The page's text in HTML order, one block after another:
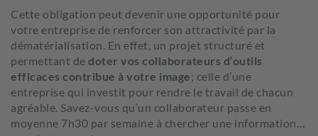
Cette obligation peut devenir une opportunité pour
votre entreprise de renforcer son attractivité par la
dématérialisation. En effet, un projet structuré et
permettant de doter vos collaborateurs d’outils
efficaces contribue à votre image; celle d’une
entreprise qui investit pour rendre le travail de chacun
agréable. Savez-vous qu’un collaborateur passe en
moyenne 7h30 par semaine à chercher une information…